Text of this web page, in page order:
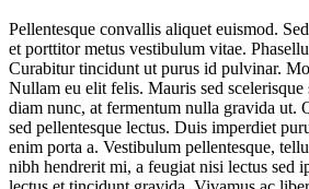
Pellentesque convallis aliquet euismod.
et porttitor metus vestibulum vitae.
Curabitur tincidunt ut purus id pulvinar.
Nullam eu elit felis. Mauris sed
diam nunc, at fermentum nulla gravida ut.
sed pellentesque lectus. Duis imperdiet
enim porta a. Vestibulum pellentesque,
nibh hendrerit mi, a feugiat nisi lectus sed